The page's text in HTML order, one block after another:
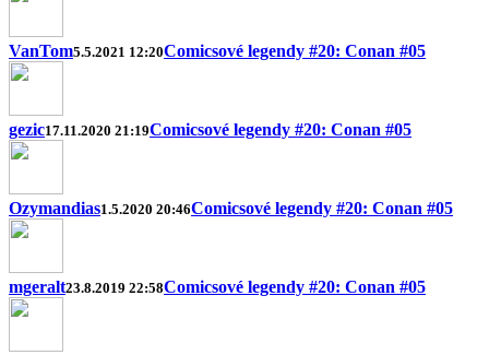
VanTom5.5.2021 12:20Comicsové legendy #20: Conan #05
gezic17.11.2020 21:19Comicsové legendy #20: Conan #05
Ozymandias1.5.2020 20:46Comicsové legendy #20: Conan #05
mgeralt23.8.2019 22:58Comicsové legendy #20: Conan #05